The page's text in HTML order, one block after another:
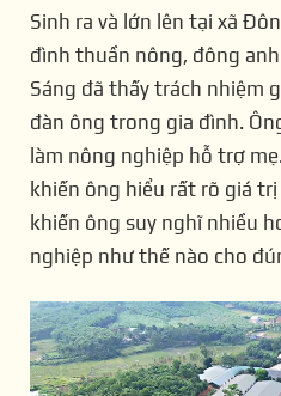
Sinh ra và lớn lên tại xã
đình thuần nông, đông
Sáng đã thấy trách nhiệm
đàn ông trong gia đình.
làm nông nghiệp hỗ trợ
khiến ông hiểu rất rõ giá
khiến ông suy nghĩ nhiều
nghiệp như thế nào cho